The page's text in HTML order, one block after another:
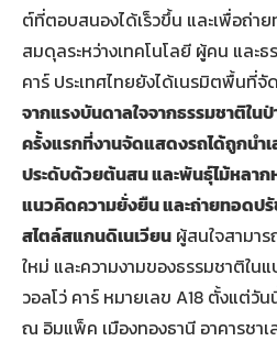
ต์ที่ตอบสนองได้เร็วขึ้น และเพื่อถ่า
สมดุลระหว่างเทคโนโลยี ผู้คน และ
คาร์ ประเทศไทยยังได้เนรมิตพื้นที่จั
จากแรงบันดาลใจจากธรรมชาติใน
ครั้งแรกที่งานจัดแสดงรถได้ถูกนำ
ประดับด้วยต้นสน และพันธุ์ไม้หลา
แนวคิดความยั่งยืน และถ่ายทอดป
สไตล์สแกนดิเนเวียน ผู้สนใจสามา
ใหม่ และความงามของธรรมชาติใน
วอลโว่ คาร์ หมายเลข A18 ตั้งแต่วั
ณ อิมแพ็ค เมืองทองธานี อาคารชาเ